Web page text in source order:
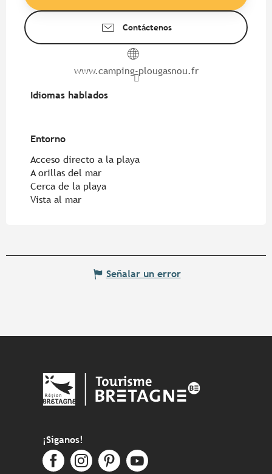
Contáctenos
www.camping-plougasnou.fr
Idiomas hablados
Idiomas hablados
Entorno
Entorno
Acceso directo a la playa
A orillas del mar
Cerca de la playa
Vista al mar
Señalar un error
¡Síganos!